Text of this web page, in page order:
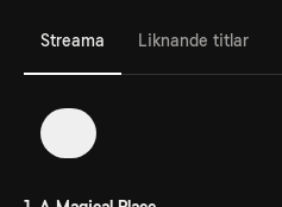
Streama Liknande titlar